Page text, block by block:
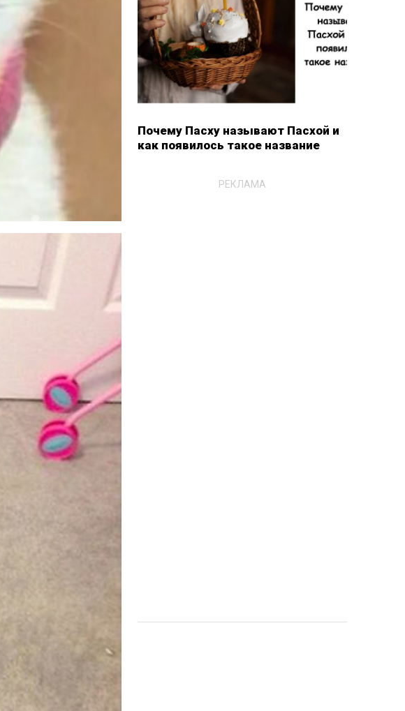
Почему Пасху называют Пасхой и
как появилось такое название
РЕКЛАМА